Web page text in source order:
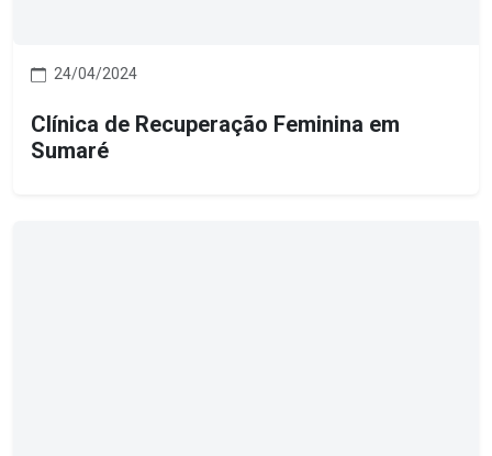
24/04/2024
Clínica de Recuperação Feminina em
Sumaré